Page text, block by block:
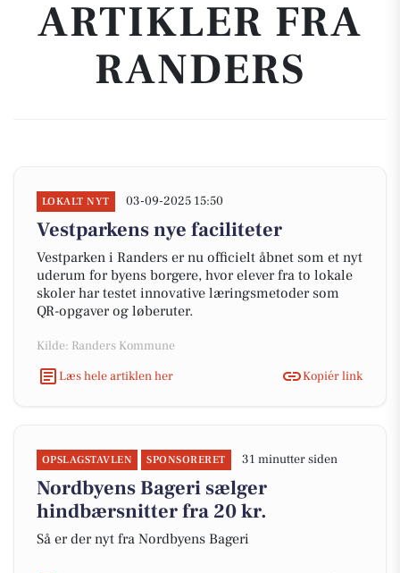
ARTIKLER FRA
RANDERS
LOKALT NYT 03-09-2025 15:50
Vestparkens nye faciliteter
Vestparken i Randers er nu officielt åbnet som et nyt
uderum for byens borgere, hvor elever fra to lokale
skoler har testet innovative læringsmetoder som
QR-opgaver og løberuter.
Kilde: Randers Kommune
Læs hele artiklen her
Kopiér link
OPSLAGSTAVLEN SPONSORERET 31 minutter siden
Nordbyens Bageri sælger
hindbærsnitter fra 20 kr.
Så er der nyt fra Nordbyens Bageri